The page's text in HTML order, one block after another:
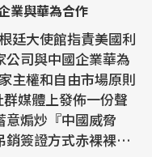
業與華為合作
廷大使館指責美國利
司與中國企業華為
主權和自由市場原則
意煽炒『中國威脅
簽證方式赤裸裸阻